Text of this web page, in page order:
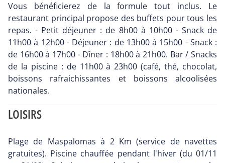
Vous bénéficierez de la formule tout inclus. Le
restaurant principal propose des buffets pour tous les
repas. - Petit déjeuner : de 8h00 à 10h00 - Snack de
11h00 à 12h00 - Déjeuner : de 13h00 à 15h00 - Snack :
de 16h00 à 17h00 - Dîner : 18h00 à 21h00. Bar / Snacks
de la piscine : de 11h00 à 23h00 (café, thé, chocolat,
boissons rafraichissantes et boissons alcoolisées
nationales.
LOISIRS
Plage de Maspalomas à 2 Km (service de navettes
gratuites). Piscine chauffée pendant l'hiver (du 01/11